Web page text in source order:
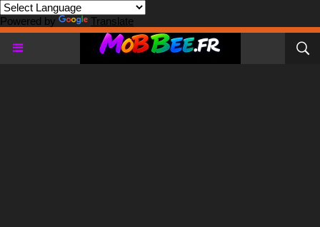
Powered by Translate